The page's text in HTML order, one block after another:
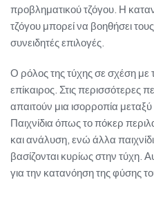
προβληματικού τζόγου. Η
τζόγου μπορεί να βοηθήσει
συνειδητές επιλογές.
Ο ρόλος της τύχης σε σχέση με
επίκαιρος. Στις περισσότερες
απαιτούν μια ισορροπία μεταξύ
Παιχνίδια όπως το πόκερ
και ανάλυση, ενώ άλλα
βασίζονται κυρίως στην τύχη.
για την κατανόηση της φύσης